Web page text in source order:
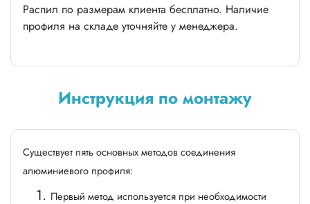
Распил по размерам клиента бесплатно. Наличие
профиля на складе уточняйте у менеджера.
Инструкция по монтажу
Существует пять основных методов соединения
алюминиевого профиля:
Первый метод используется при необходимости